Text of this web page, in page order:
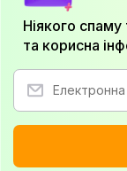
Ніякого
та корисна